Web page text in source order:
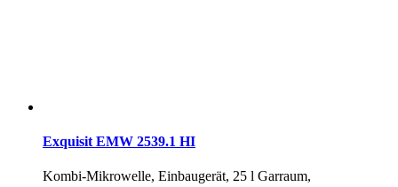
Exquisit EMW 2539.1 HI
Kombi-Mikrowelle, Einbaugerät, 25 l Garraum,